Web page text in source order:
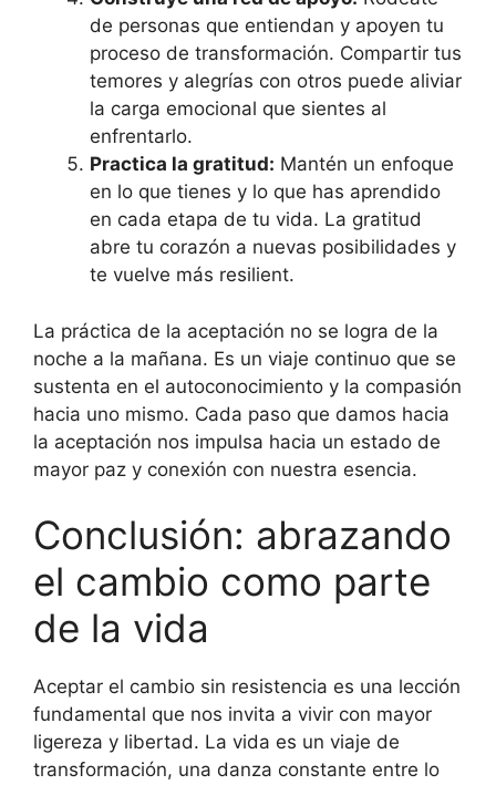
de personas que entiendan y apoyen tu
proceso de transformación. Compartir tus
temores y alegrías con otros puede aliviar
la carga emocional que sientes al
enfrentarlo.
Practica la gratitud: Mantén un enfoque
en lo que tienes y lo que has aprendido
en cada etapa de tu vida. La gratitud
abre tu corazón a nuevas posibilidades y
te vuelve más resilient.
La práctica de la aceptación no se logra de la
noche a la mañana. Es un viaje continuo que se
sustenta en el autoconocimiento y la compasión
hacia uno mismo. Cada paso que damos hacia
la aceptación nos impulsa hacia un estado de
mayor paz y conexión con nuestra esencia.
Conclusión: abrazando
el cambio como parte
de la vida
Aceptar el cambio sin resistencia es una lección
fundamental que nos invita a vivir con mayor
ligereza y libertad. La vida es un viaje de
transformación, una danza constante entre lo